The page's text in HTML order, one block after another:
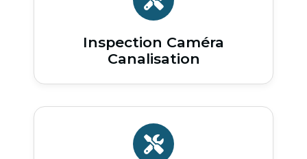
Inspection Caméra
Canalisation